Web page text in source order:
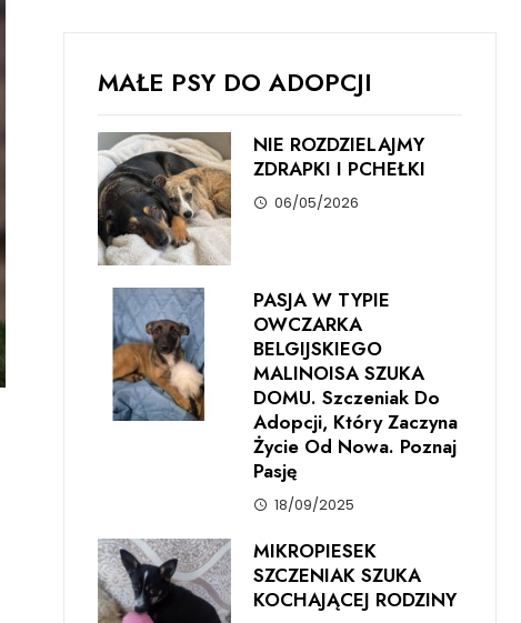
MAŁE PSY DO ADOPCJI
NIE ROZDZIELAJMY
ZDRAPKI I PCHEŁKI
06/05/2026
PASJA W TYPIE
OWCZARKA
BELGIJSKIEGO
MALINOISA SZUKA
DOMU. Szczeniak Do
Adopcji, Który Zaczyna
Życie Od Nowa. Poznaj
Pasję
18/09/2025
MIKROPIESEK
SZCZENIAK SZUKA
KOCHAJĄCEJ RODZINY